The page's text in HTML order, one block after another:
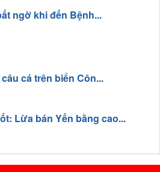
ngờ khi đến Bệnh...
cá trên biển Côn...
Lừa bán Yến bằng cao...